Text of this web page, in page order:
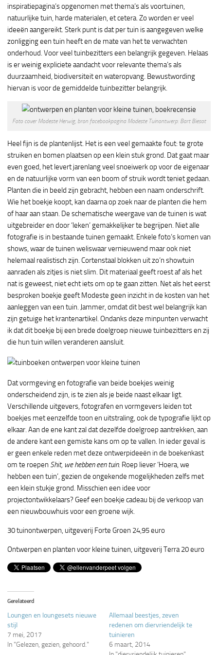
inspiratiepagina’s opgenomen met thema’s als voortuinen,
natuurlijke tuin, harde materialen, et cetera. Zo worden er veel
ideeën aangereikt. Sterk punt is dat per tuin is aangegeven welke
zonligging een tuin heeft en de mate van het te verwachten
onderhoud. Voor veel tuinbezitters een belangrijk gegeven. Helaas
is er weinig expliciete aandacht voor relevante thema’s als
duurzaamheid, biodiversiteit en wateropvang. Bewustwording
hiervan is voor de gemiddelde tuinbezitter belangrijk.
Foto cover Modeste Herwig, bron facebookpagina Modeste Tuinontwerp: Bart Biesot
Heel fijn is de plantenlijst. Het is een veel gemaakte fout: te grote
struiken en bomen plaatsen op een klein stuk grond. Dat gaat maar
even goed, het levert jarenlang veel snoeiwerk op voor de eigenaar
en de natuurlijke vorm van een boom of struik wordt teniet gedaan.
Planten die in beeld zijn gebracht, hebben een naam onderschrift.
Wie het boekje koopt, kan daarna op zoek naar de planten die hem
of haar aan staan. De schematische weergave van de tuinen is wat
uitgebreider en door ‘leken’ gemakkelijker te begrijpen. Niet alle
fotografie is in bestaande tuinen gemaakt. Enkele foto’s komen van
shows, waar de tuinen weliswaar vernieuwend maar ook niet
helemaal realistisch zijn. Cortenstaal blokken uit zo’n showtuin
aanraden als zitjes is niet slim. Dit materiaal geeft roest af als het
nat is geweest, niet echt iets om op te gaan zitten. Net als het eerst
besproken boekje geeft Modeste geen inzicht in de kosten van het
aanleggen van een tuin. Jammer, omdat dit best wel belangrijk kan
zijn getuige het krantenartikel. Ondanks deze minpunten verwacht
ik dat dit boekje bij een brede doelgroep nieuwe tuinbezitters en zij
die hun tuin willen veranderen aansluit.
Dat vormgeving en fotografie van beide boekjes weinig
onderscheidend zijn, is te zien als je beide naast elkaar ligt.
Verschillende uitgevers, fotografen en vormgevers leiden tot
boekjes met eenzelfde toon en uitstraling, ook de typografie lijkt op
elkaar. Aan de ene kant zal dat dezelfde doelgroep aantrekken, aan
de andere kant een gemiste kans om op te vallen. In ieder geval is
er geen enkele reden met deze ontwerpideeën in de boekenkast
om te roepen Shit, we hebben een tuin. Roep liever ‘Hoera, we
hebben een tuin’, gezien de ongekende mogelijkheden zelfs met
een klein stukje grond. Misschien een idee voor
projectontwikkelaars? Geef een boekje cadeau bij de verkoop van
een nieuwbouwhuis voor een groene wijk.
30 tuinontwerpen, uitgeverij Forte Groen 24,95 euro
Ontwerpen en planten voor kleine tuinen, uitgeverij Terra 20 euro
Gerelateerd
Loungen en loungesets nieuwe
stijl
7 mei, 2017
In "Gelezen, gezien, gehoord."
Allemaal beestjes, zeven
redenen om diervriendelijk te
tuinieren
6 maart, 2014